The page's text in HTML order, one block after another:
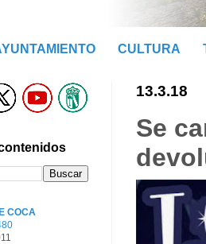
CULTURA
13.3.18
Se
COCA